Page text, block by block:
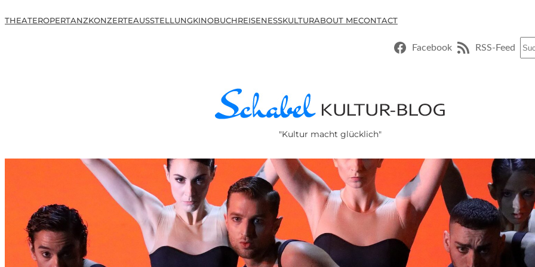
THEATEROPERTANZKONZERTEAUSSTELLUNGKINOBUCHREISENESSKULTURABOUT MECONTACT
Facebook RSS-Feed
"Kultur macht glücklich"